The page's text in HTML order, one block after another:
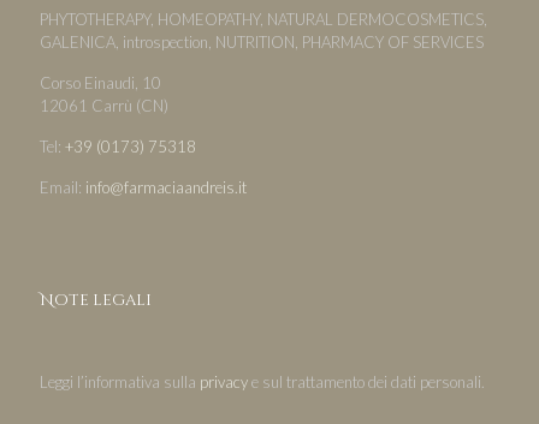
PHYTOTHERAPY, HOMEOPATHY, NATURAL DERMOCOSMETICS,
GALENICA, introspection, NUTRITION, PHARMACY OF SERVICES
Corso Einaudi, 10
12061 Carrù (CN)
Tel: +39 (0173) 75318
Email: info@farmaciaandreis.it
Note legali
Leggi l’informativa sulla privacye sul trattamento dei dati personali.